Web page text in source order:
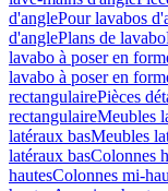
d'anglePour lavabos
d'anglePlans de lavabo
lavabo à poser en
lavabo à poser en
rectangulairePièces
rectangulaireMeubles
latéraux basMeubles
latéraux basColonnes
hautesColonnes mi-